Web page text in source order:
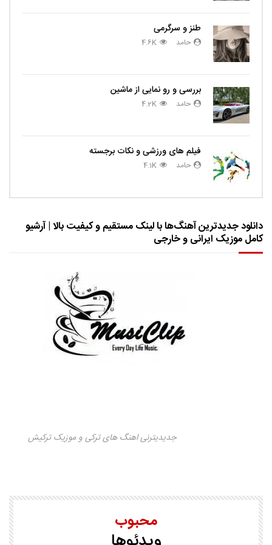
طنز و سرگرمی
حامد 4.6K
بررسی و رو نمایی از ماشین
حامد 4.2K
فیلم های ورزشی و نکات برجسته
حامد 4.1K
دانلود جدیدترین آهنگ‌ها با لینک مستقیم و کیفیت بالا | آرشیو
کامل موزیک ایرانی و خارجی
جدیدیترنی اهنگ های ترکی و موزیک ترکیش
محبوب